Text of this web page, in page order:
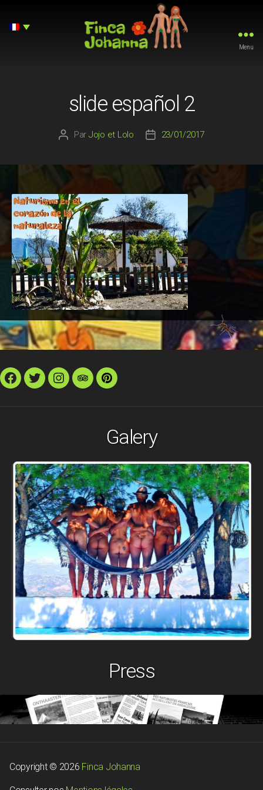
Menu
slide español 2
Auteur
Par Jojo et Lolo
Date23/01/2017
Facebook
TwitterInstagramTripAdvisor
Pinterest
Galery
Press
Copyright © 2026 Finca Johanna